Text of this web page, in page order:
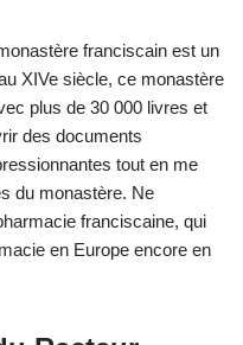
franciscain est un
XIVe siècle, ce monastère
plus de 30 000 livres et
des documents
tout en me
du monastère. Ne
franciscaine, qui
en Europe encore en